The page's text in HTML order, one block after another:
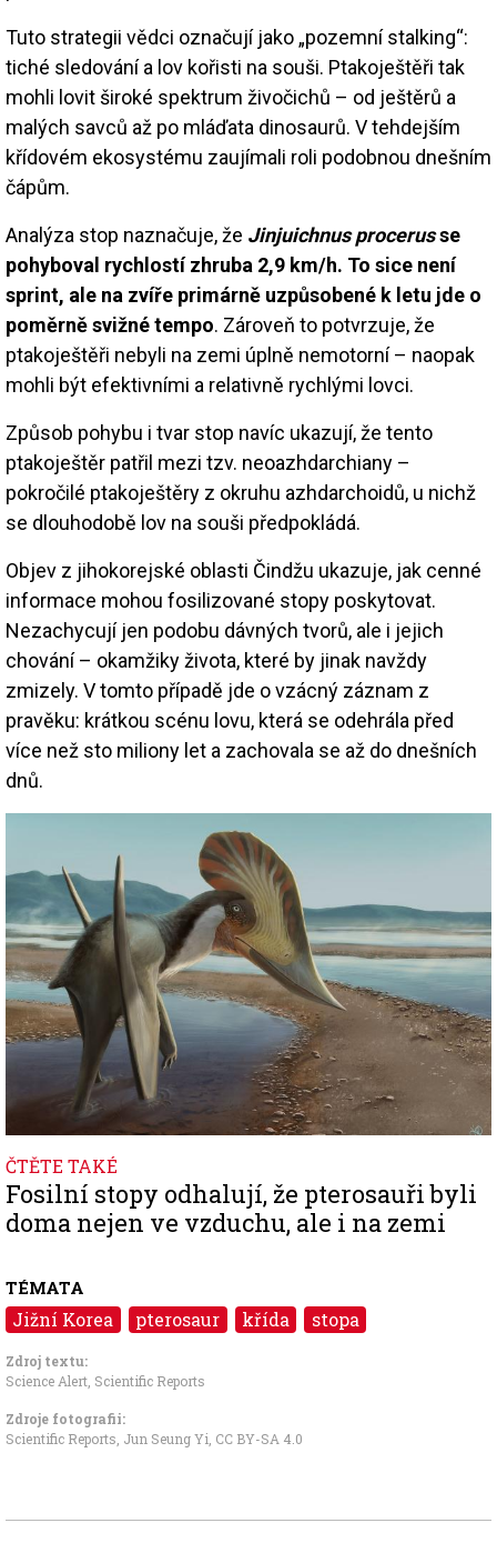
Tuto strategii vědci označují jako „pozemní stalking“:
tiché sledování a lov kořisti na souši. Ptakoještěři tak
mohli lovit široké spektrum živočichů – od ještěrů a
malých savců až po mláďata dinosaurů. V tehdejším
křídovém ekosystému zaujímali roli podobnou dnešním
čápům.
Analýza stop naznačuje, že Jinjuichnus procerusse
pohyboval rychlostí zhruba 2,9 km/h. To sice není
sprint, ale na zvíře primárně uzpůsobené k letu jde o
poměrně svižné tempo. Zároveň to potvrzuje, že
ptakoještěři nebyli na zemi úplně nemotorní – naopak
mohli být efektivními a relativně rychlými lovci.
Způsob pohybu i tvar stop navíc ukazují, že tento
ptakoještěr patřil mezi tzv. neoazhdarchiany –
pokročilé ptakoještěry z okruhu azhdarchoidů, u nichž
se dlouhodobě lov na souši předpokládá.
Objev z jihokorejské oblasti Čindžu ukazuje, jak cenné
informace mohou fosilizované stopy poskytovat.
Nezachycují jen podobu dávných tvorů, ale i jejich
chování – okamžiky života, které by jinak navždy
zmizely. V tomto případě jde o vzácný záznam z
pravěku: krátkou scénu lovu, která se odehrála před
více než sto miliony let a zachovala se až do dnešních
dnů.
ČTĚTE TAKÉ
Fosilní stopy odhalují, že pterosauři byli
doma nejen ve vzduchu, ale i na zemi
TÉMATA
Jižní Korea pterosaur křída stopa
Zdroj textu:
Science Alert Scientific Reports
Zdroje fotografii:
Scientific Reports, Jun Seung Yi CC BY-SA 4.0